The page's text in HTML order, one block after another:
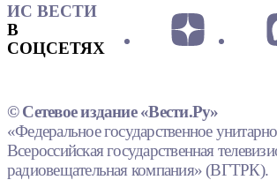
ИС ВЕСТИ
В
СОЦСЕТЯХ
© Сетевое издание «Вести.Ру»
«Федеральное государственное
Всероссийская государственная
радиовещательная компания» (ВГТРК).